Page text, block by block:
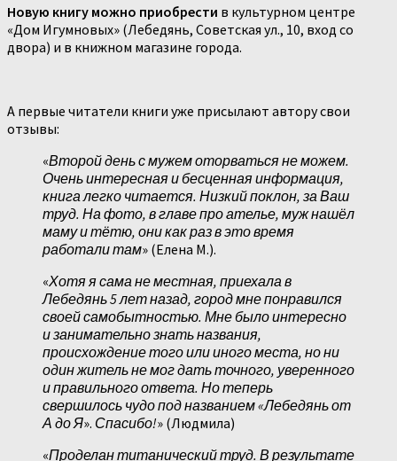
Новую книгу можно приобрести в культурном центре
«Дом Игумновых» (Лебедянь, Советская ул., 10, вход со
двора) и в книжном магазине города.
А первые читатели книги уже присылают автору свои
отзывы:
«Второй день с мужем оторваться не можем.
Очень интересная и бесценная информация,
книга легко читается. Низкий поклон, за Ваш
труд. На фото, в главе про ателье, муж нашёл
маму и тётю, они как раз в это время
работали там» (Елена М.).
«Хотя я сама не местная, приехала в
Лебедянь 5 лет назад, город мне понравился
своей самобытностью. Мне было интересно
и занимательно знать названия,
происхождение того или иного места, но ни
один житель не мог дать точного, уверенного
и правильного ответа. Но теперь
свершилось чудо под названием «Лебедянь от
А до Я». Спасибо!» (Людмила)
«Проделан титанический труд. В результате